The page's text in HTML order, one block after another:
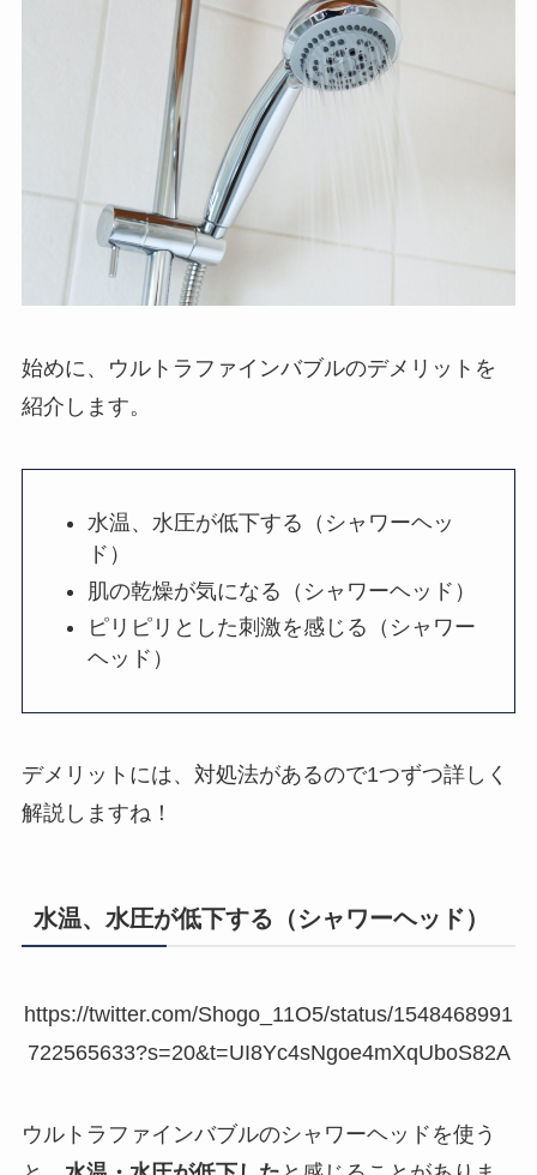
始めに、ウルトラファインバブルのデメリットを
紹介します。
水温、水圧が低下する（シャワーヘッ
ド）
肌の乾燥が気になる（シャワーヘッド）
ピリピリとした刺激を感じる（シャワー
ヘッド）
デメリットには、対処法があるので1つずつ詳しく
解説しますね！
水温、水圧が低下する（シャワーヘッド）
https://twitter.com/Shogo_11O5/status/1548468991
722565633?s=20&t=UI8Yc4sNgoe4mXqUboS82A
ウルトラファインバブルのシャワーヘッドを使う